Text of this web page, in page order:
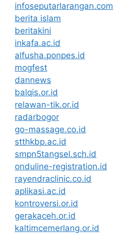
infoseputarlarangan.com
berita islam
beritakini
inkafa.ac.id
alfusha.ponpes.id
mogfest
dannews
balqis.or.id
relawan-tik.or.id
radarbogor
go-massage.co.id
stthkbp.ac.id
smpn5tangsel.sch.id
onduline-registration.id
rayendraclinic.co.id
aplikasi.ac.id
kontroversi.or.id
gerakaceh.or.id
kaltimcemerlang.or.id